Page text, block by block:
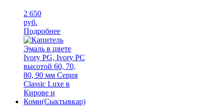
2 650
руб.
Подробнее